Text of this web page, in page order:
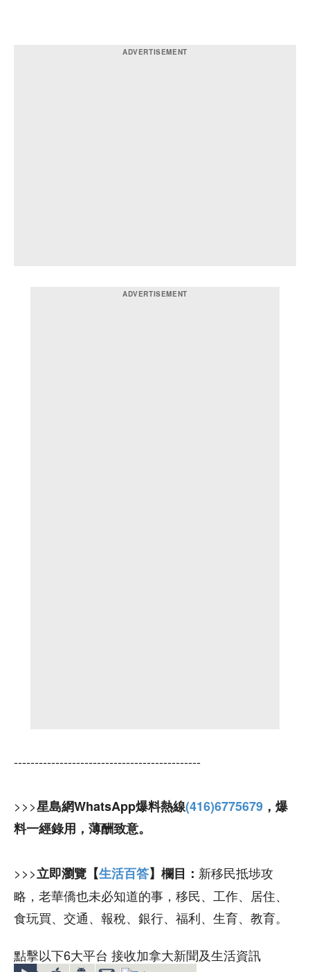
---------------------------------------------
>>>星島網WhatsApp爆料熱線(416)6775679 ，爆
料一經錄用，薄酬致意。
>>>立即瀏覽【生活百答】欄目： 新移民抵埗攻
略，老華僑也未必知道的事，移民、工作、居住、
食玩買、交通、報稅、銀行、福利、生育、教育。
點擊以下6大平台 接收加拿大新聞及生活資訊